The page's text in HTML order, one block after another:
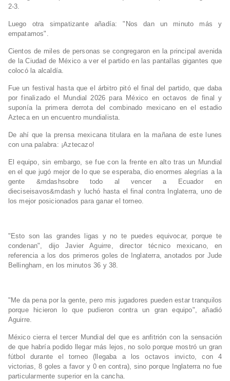
2-3.
Luego otra simpatizante añadía: "Nos dan un minuto más y
empatamos".
Cientos de miles de personas se congregaron en la principal avenida
de la Ciudad de México a ver el partido en las pantallas gigantes que
colocó la alcaldía.
Fue un festival hasta que el árbitro pitó el final del partido, que daba
por finalizado el Mundial 2026 para México en octavos de final y
suponía la primera derrota del combinado mexicano en el estadio
Azteca en un encuentro mundialista.
De ahí que la prensa mexicana titulara en la mañana de este lunes
con una palabra: ¡Aztecazo!
El equipo, sin embargo, se fue con la frente en alto tras un Mundial
en el que jugó mejor de lo que se esperaba, dio enormes alegrías a la
gente &mdashsobre todo al vencer a Ecuador en
dieciseisavos&mdash y luchó hasta el final contra Inglaterra, uno de
los mejor posicionados para ganar el torneo.
"Esto son las grandes ligas y no te puedes equivocar, porque te
condenan", dijo Javier Aguirre, director técnico mexicano, en
referencia a los dos primeros goles de Inglaterra, anotados por Jude
Bellingham, en los minutos 36 y 38.
"Me da pena por la gente, pero mis jugadores pueden estar tranquilos
porque hicieron lo que pudieron contra un gran equipo", añadió
Aguirre.
México cierra el tercer Mundial del que es anfitrión con la sensación
de que habría podido llegar más lejos, no solo porque mostró un gran
fútbol durante el torneo (llegaba a los octavos invicto, con 4
victorias, 8 goles a favor y 0 en contra), sino porque Inglaterra no fue
particularmente superior en la cancha.